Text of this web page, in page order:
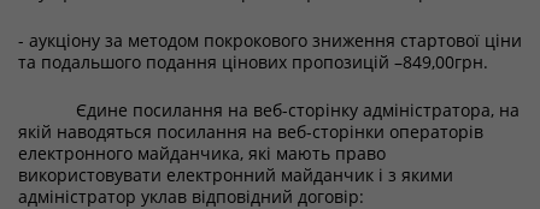
- аукціону за методом покрокового зниження стартової ціни
та подальшого подання цінових пропозицій –849,00грн.
Єдине посилання на веб-сторінку адміністратора, на
якій наводяться посилання на веб-сторінки операторів
електронного майданчика, які мають право
використовувати електронний майданчик і з якими
адміністратор уклав відповідний договір: